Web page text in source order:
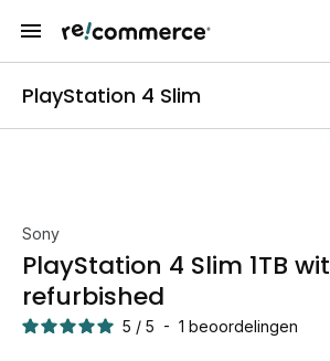
PlayStation 4 Slim
Sony
PlayStation 4 Slim 1TB wit
refurbished
5 / 5 - 1 beoordelingen